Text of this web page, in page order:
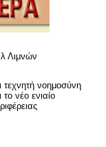
Λιμνών
νοημοσύνη
νέο ενιαίο